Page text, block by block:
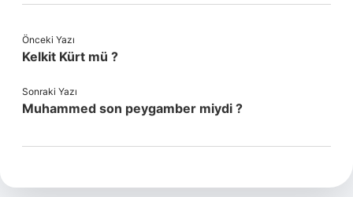
Önceki Yazı
Kelkit Kürt mü ?
Sonraki Yazı
Muhammed son peygamber miydi ?